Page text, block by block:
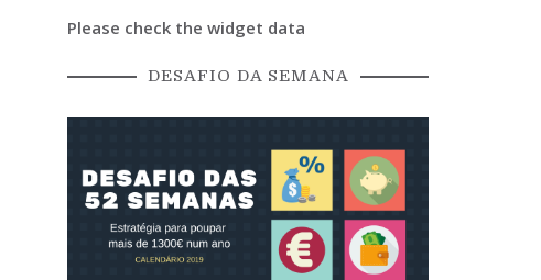
Please check the widget data
DESAFIO DA SEMANA